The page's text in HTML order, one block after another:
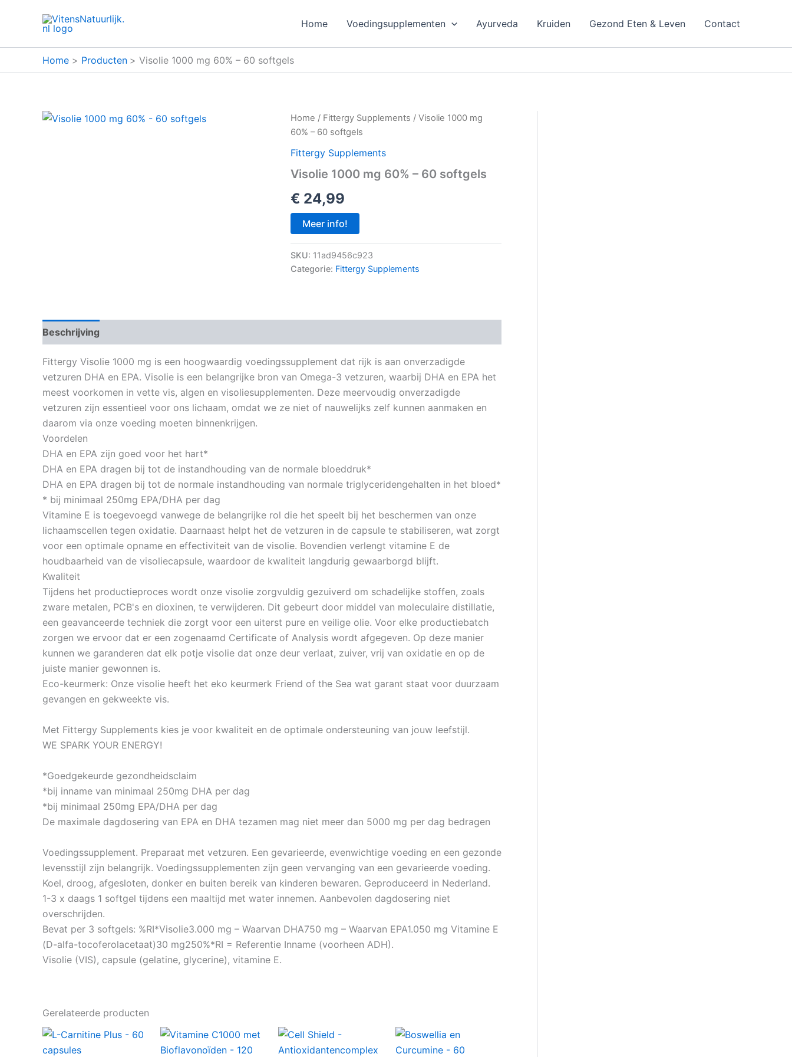
Home Voedingsupplementen Ayurveda Kruiden Gezond Eten & Leven Contact
Home Producten Visolie 1000 mg 60% – 60 softgels
Home / Fittergy Supplements / Visolie 1000 mg
60% – 60 softgels
Fittergy Supplements
Visolie 1000 mg 60% – 60 softgels
€ 24,99
Meer info!
SKU: 11ad9456c923
Categorie: Fittergy Supplements
Beschrijving
Fittergy Visolie 1000 mg is een hoogwaardig voedingssupplement dat rijk is aan onverzadigde
vetzuren DHA en EPA. Visolie is een belangrijke bron van Omega-3 vetzuren, waarbij DHA en EPA het
meest voorkomen in vette vis, algen en visoliesupplementen. Deze meervoudig onverzadigde
vetzuren zijn essentieel voor ons lichaam, omdat we ze niet of nauwelijks zelf kunnen aanmaken en
daarom via onze voeding moeten binnenkrijgen.
Voordelen
DHA en EPA zijn goed voor het hart*
DHA en EPA dragen bij tot de instandhouding van de normale bloeddruk*
DHA en EPA dragen bij tot de normale instandhouding van normale triglyceridengehalten in het bloed*
* bij minimaal 250mg EPA/DHA per dag
Vitamine E is toegevoegd vanwege de belangrijke rol die het speelt bij het beschermen van onze
lichaamscellen tegen oxidatie. Daarnaast helpt het de vetzuren in de capsule te stabiliseren, wat zorgt
voor een optimale opname en effectiviteit van de visolie. Bovendien verlengt vitamine E de
houdbaarheid van de visoliecapsule, waardoor de kwaliteit langdurig gewaarborgd blijft.
Kwaliteit
Tijdens het productieproces wordt onze visolie zorgvuldig gezuiverd om schadelijke stoffen, zoals
zware metalen, PCB's en dioxinen, te verwijderen. Dit gebeurt door middel van moleculaire distillatie,
een geavanceerde techniek die zorgt voor een uiterst pure en veilige olie. Voor elke productiebatch
zorgen we ervoor dat er een zogenaamd Certificate of Analysis wordt afgegeven. Op deze manier
kunnen we garanderen dat elk potje visolie dat onze deur verlaat, zuiver, vrij van oxidatie en op de
juiste manier gewonnen is.
Eco-keurmerk: Onze visolie heeft het eko keurmerk Friend of the Sea wat garant staat voor duurzaam
gevangen en gekweekte vis.
Met Fittergy Supplements kies je voor kwaliteit en de optimale ondersteuning van jouw leefstijl.
WE SPARK YOUR ENERGY!
*Goedgekeurde gezondheidsclaim
*bij inname van minimaal 250mg DHA per dag
*bij minimaal 250mg EPA/DHA per dag
De maximale dagdosering van EPA en DHA tezamen mag niet meer dan 5000 mg per dag bedragen
Voedingssupplement. Preparaat met vetzuren. Een gevarieerde, evenwichtige voeding en een gezonde
levensstijl zijn belangrijk. Voedingssupplementen zijn geen vervanging van een gevarieerde voeding.
Koel, droog, afgesloten, donker en buiten bereik van kinderen bewaren. Geproduceerd in Nederland.
1-3 x daags 1 softgel tijdens een maaltijd met water innemen. Aanbevolen dagdosering niet
overschrijden.
Bevat per 3 softgels: %RI*Visolie3.000 mg – Waarvan DHA750 mg – Waarvan EPA1.050 mg Vitamine E
(D-alfa-tocoferolacetaat)30 mg250%*RI = Referentie Inname (voorheen ADH).
Visolie (VIS), capsule (gelatine, glycerine), vitamine E.
Gerelateerde producten